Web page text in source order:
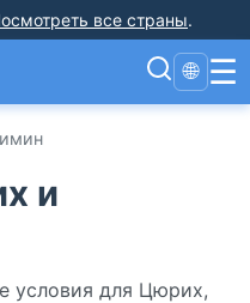
все страны.
🌐 ☰
и
условия для Цюрих,